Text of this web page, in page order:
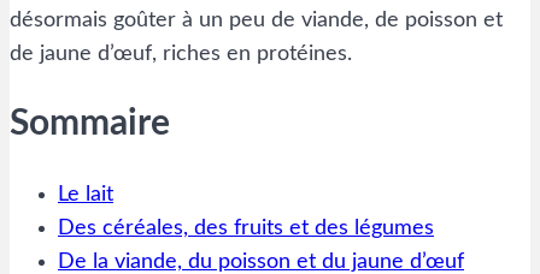
désormais goûter à un peu de viande, de poisson et
de jaune d’œuf, riches en protéines.
Sommaire
Le lait
Des céréales, des fruits et des légumes
De la viande, du poisson et du jaune d’œuf